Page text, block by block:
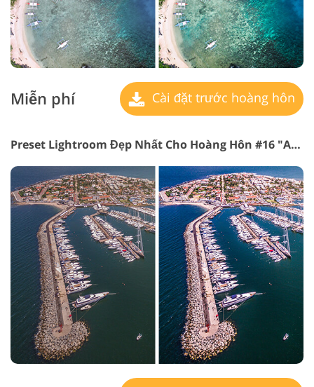
Miễn phí Cài đặt trước hoàng hôn
Preset Lightroom Đẹp Nhất Cho Hoàng Hôn #16 "Architecture"